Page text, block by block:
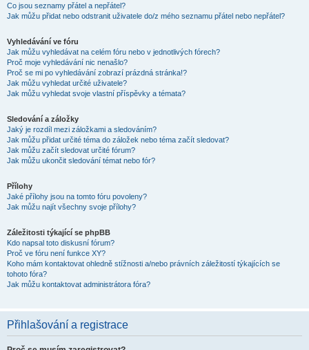
Co jsou seznamy přátel a nepřátel?
Jak můžu přidat nebo odstranit uživatele do/z mého seznamu přátel nebo nepřátel?
Vyhledávání ve fóru
Jak můžu vyhledávat na celém fóru nebo v jednotlivých fórech?
Proč moje vyhledávání nic nenašlo?
Proč se mi po vyhledávání zobrazí prázdná stránka!?
Jak můžu vyhledat určité uživatele?
Jak můžu vyhledat svoje vlastní příspěvky a témata?
Sledování a záložky
Jaký je rozdíl mezi záložkami a sledováním?
Jak můžu přidat určité téma do záložek nebo téma začít sledovat?
Jak můžu začít sledovat určité fórum?
Jak můžu ukončit sledování témat nebo fór?
Přílohy
Jaké přílohy jsou na tomto fóru povoleny?
Jak můžu najít všechny svoje přílohy?
Záležitosti týkající se phpBB
Kdo napsal toto diskusní fórum?
Proč ve fóru není funkce XY?
Koho mám kontaktovat ohledně stížnosti a/nebo právních záležitostí týkajících se
tohoto fóra?
Jak můžu kontaktovat administrátora fóra?
Přihlašování a registrace